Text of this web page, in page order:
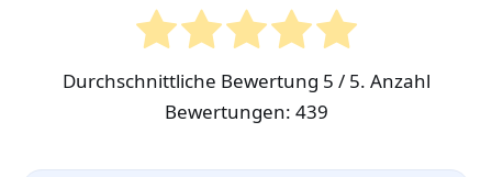
Durchschnittliche Bewertung 5 / 5. Anzahl
Bewertungen: 439